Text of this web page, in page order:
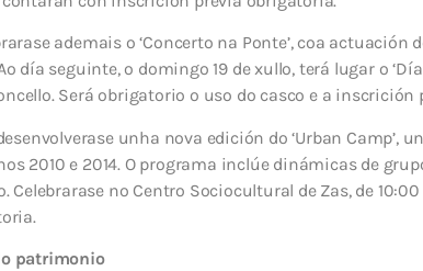
ademais o ‘Concerto na Ponte’, coa actuación
día seguinte, o domingo 19 de xullo, terá lugar o
Será obrigatorio o uso do casco e a inscrición
unha nova edición do ‘Urban Camp’,
2010 e 2014. O programa inclúe dinámicas de
Celebrarase no Centro Sociocultural de Zas, de
patrimonio